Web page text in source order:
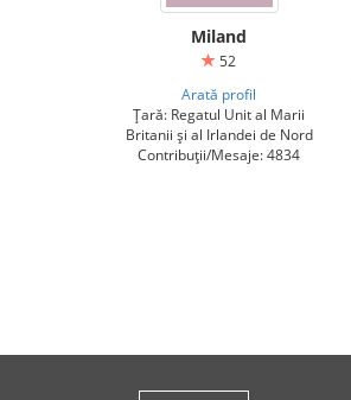
Miland
52
Arată profil
Țară: Regatul Unit al Marii
Britanii și al Irlandei de Nord
Contribuții/Mesaje: 4834